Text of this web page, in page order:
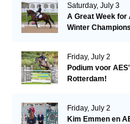
Saturday, July 3
A Great Week for
Winter
Friday, July 2
Podium voor
Rotterdam!
Friday, July 2
Kim Emmen en